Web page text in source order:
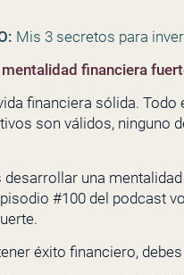
Mis 3 secretos para
financiera
financiera sólida.
son válidos, ninguno
una
#100 del podcast
éxito financiero,